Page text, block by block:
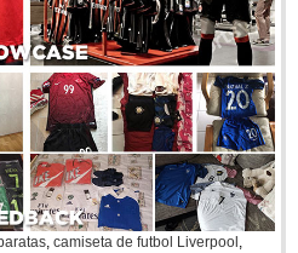
, camiseta de futbol Liverpool ,